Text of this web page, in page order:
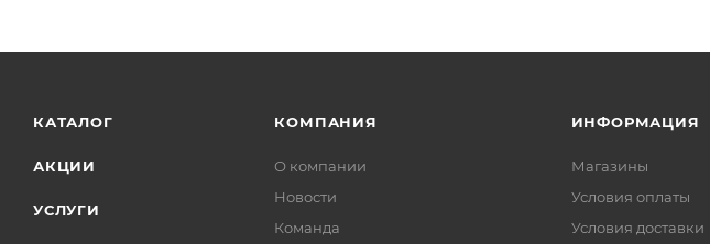
КАТАЛОГ
АКЦИИ
УСЛУГИ
КОМПАНИЯ
О компании
Новости
Команда
ИНФОРМАЦИЯ
Магазины
Условия оплаты
Условия доставки